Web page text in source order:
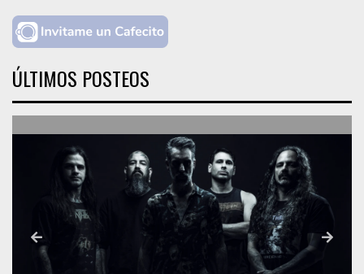
ÚLTIMOS POSTEOS